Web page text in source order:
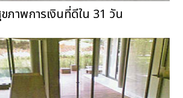
ภาพการเงินที่ดีใน 31 วัน